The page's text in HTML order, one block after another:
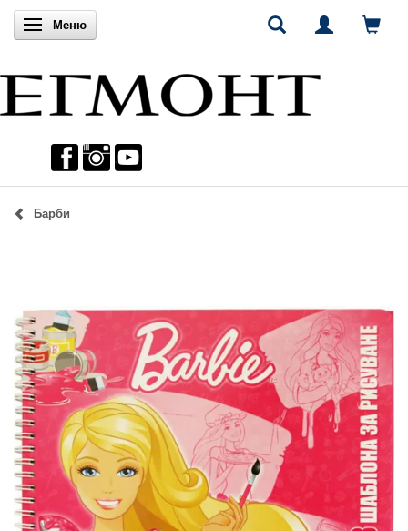
Включи навигацията
Меню
Барби